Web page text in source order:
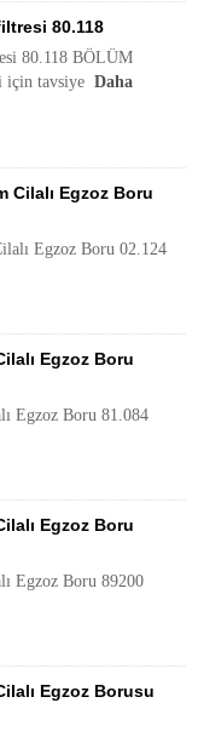
80.118
80.118 BÖLÜM
için tavsiye Daha
Cilalı Egzoz Boru
Egzoz Boru 02.124
Egzoz Boru
Egzoz Boru 81.084
Egzoz Boru
Egzoz Boru 89200
Egzoz Borusu